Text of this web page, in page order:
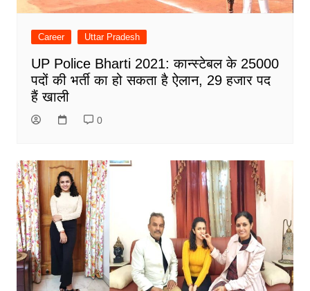
Career Uttar Pradesh
UP Police Bharti 2021: कान्स्टेबल के 25000
पदों की भर्ती का हो सकता है ऐलान, 29 हजार पद
हैं खाली
0